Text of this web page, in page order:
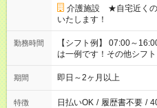
介護施設 ★自宅近くの
いたします！
勤務時間
【シフト例】 07:00～16:00
は一例です！その他シフ
期間 即日～2ヶ月以上
特徴 日払いOK / 履歴書不要 /